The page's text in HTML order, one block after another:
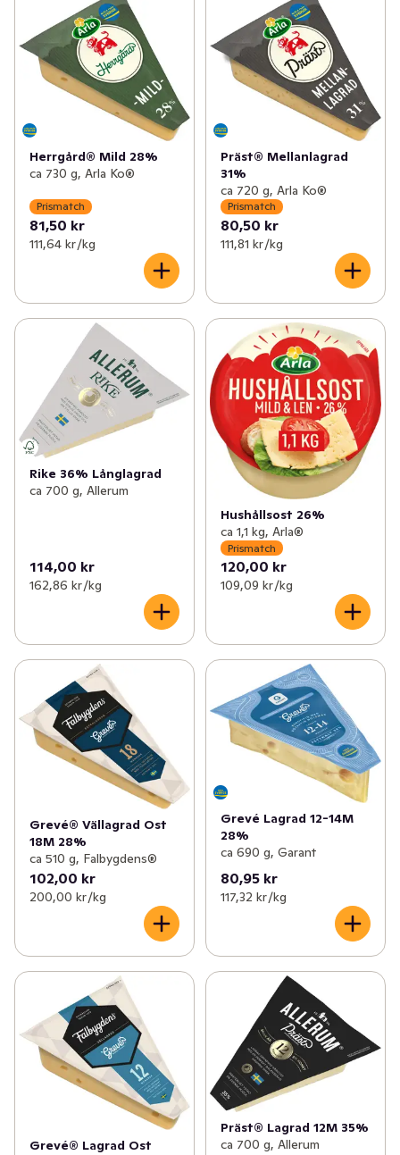
Herrgård® Mild 28%
ca 730 g, Arla Ko®
Prismatch
81,50 kr
111,64 kr /kg
Präst® Mellanlagrad
31%
ca 720 g, Arla Ko®
Prismatch
80,50 kr
111,81 kr /kg
Rike 36% Långlagrad
ca 700 g, Allerum
114,00 kr
162,86 kr /kg
Hushållsost 26%
ca 1,1 kg, Arla®
Prismatch
120,00 kr
109,09 kr /kg
Grevé® Vällagrad Ost
18M 28%
ca 510 g, Falbygdens®
102,00 kr
200,00 kr /kg
Grevé Lagrad 12-14M
28%
ca 690 g, Garant
80,95 kr
117,32 kr /kg
Grevé® Lagrad Ost
Präst® Lagrad 12M 35%
ca 700 g, Allerum